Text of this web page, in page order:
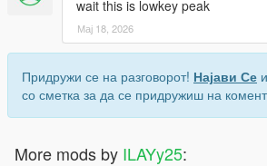
wait this is lowkey peak
Мај 18, 2026
Придружи се на разговорот! Најави Се
со сметка за да се придружиш на
More mods by ILAYy25: